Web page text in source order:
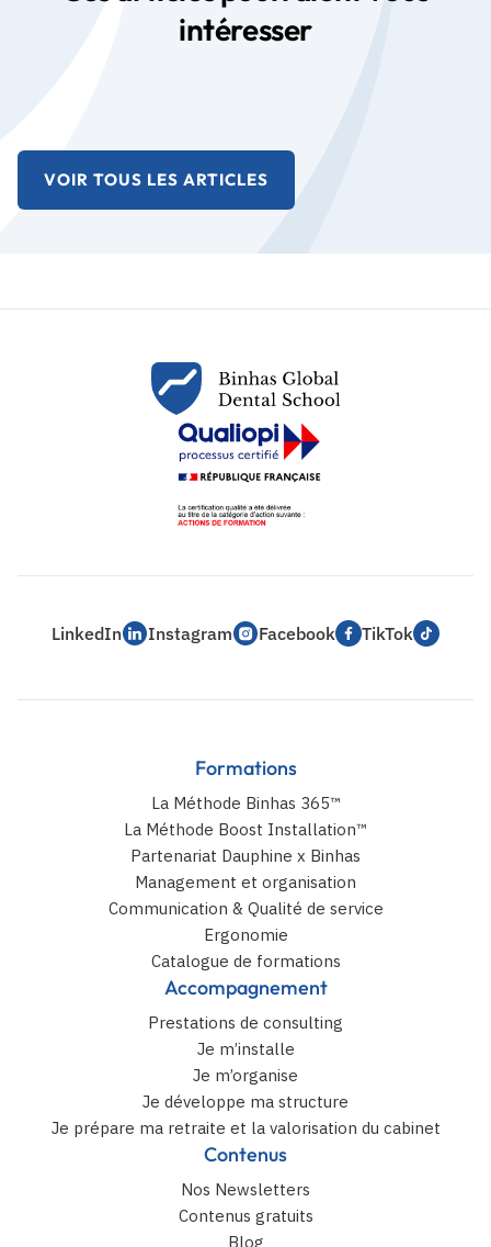
intéresser
VOIR TOUS LES ARTICLES
LinkedIn Instagram Facebook TikTok
Formations
La Méthode Binhas 365™
La Méthode Boost Installation™
Partenariat Dauphine x Binhas
Management et organisation
Communication & Qualité de service
Ergonomie
Catalogue de formations
Accompagnement
Prestations de consulting
Je m’installe
Je m’organise
Je développe ma structure
Je prépare ma retraite et la valorisation du cabinet
Contenus
Nos Newsletters
Contenus gratuits
Blog